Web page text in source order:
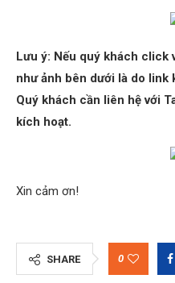
Lưu ý: Nếu quý khách click
như ảnh bên dưới là do link
Quý khách cần liên hệ với
kích hoạt.
Xin cảm ơn!
SHARE 0